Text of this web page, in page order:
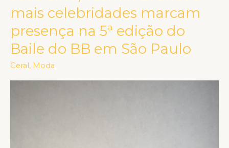
mais celebridades marcam
presença na 5ª edição do
Baile do BB em São Paulo
Geral , Moda
Maya
Massafera,
João
Silva,
Brunet